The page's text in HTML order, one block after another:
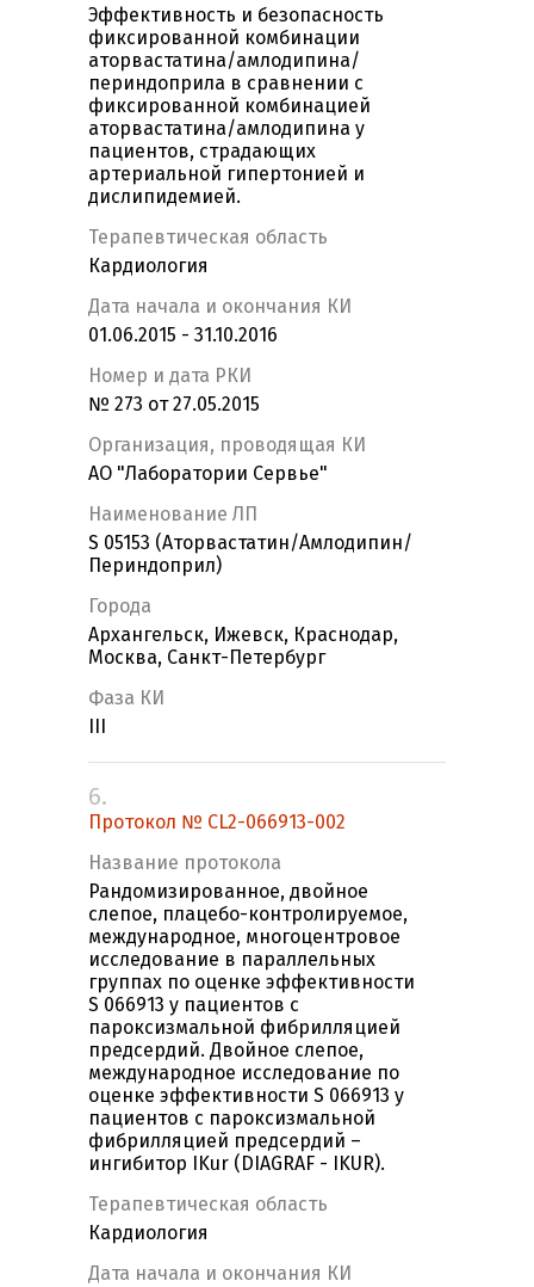
Эффективность и безопасность
фиксированной комбинации
аторвастатина/амлодипина/
периндоприла в сравнении с
фиксированной комбинацией
аторвастатина/амлодипина у
пациентов, страдающих
артериальной гипертонией и
дислипидемией.
Терапевтическая область
Кардиология
Дата начала и окончания КИ
01.06.2015 - 31.10.2016
Номер и дата РКИ
№ 273 от 27.05.2015
Организация, проводящая КИ
АО "Лаборатории Сервье"
Наименование ЛП
S 05153 (Аторвастатин/Амлодипин/
Периндоприл)
Города
Архангельск, Ижевск, Краснодар,
Москва, Санкт-Петербург
Фаза КИ
6.
Протокол № CL2-066913-002
Название протокола
Рандомизированное, двойное
слепое, плацебо-контролируемое,
международное, многоцентровое
исследование в параллельных
группах по оценке эффективности
S 066913 у пациентов с
пароксизмальной фибрилляцией
предсердий. Двойное слепое,
международное исследование по
оценке эффективности S 066913 у
пациентов с пароксизмальной
фибрилляцией предсердий –
ингибитор IKur (DIAGRAF - IKUR).
Терапевтическая область
Кардиология
Дата начала и окончания КИ